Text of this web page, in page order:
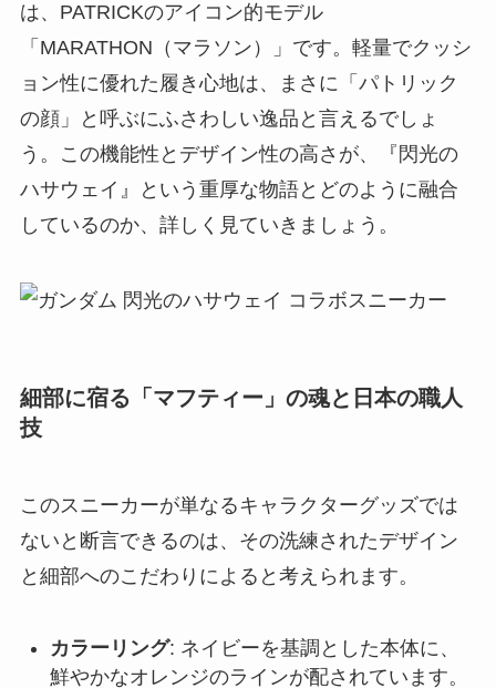
は、PATRICKのアイコン的モデル
「MARATHON（マラソン）」です。軽量でクッシ
ョン性に優れた履き心地は、まさに「パトリック
の顔」と呼ぶにふさわしい逸品と言えるでしょ
う。この機能性とデザイン性の高さが、『閃光の
ハサウェイ』という重厚な物語とどのように融合
しているのか、詳しく見ていきましょう。
細部に宿る「マフティー」の魂と日本の職人
技
このスニーカーが単なるキャラクターグッズでは
ないと断言できるのは、その洗練されたデザイン
と細部へのこだわりによると考えられます。
カラーリング: ネイビーを基調とした本体に、
鮮やかなオレンジのラインが配されています。